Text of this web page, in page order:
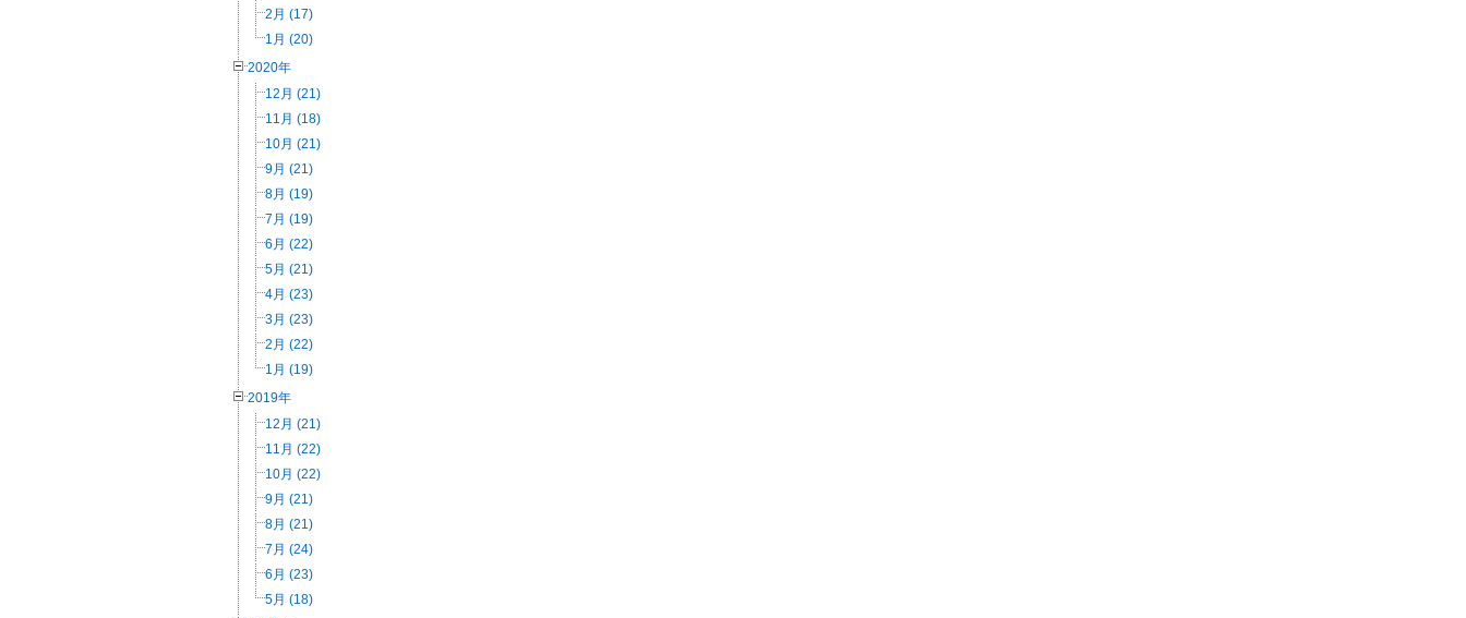
2月 (17)
1月 (20)
2020年
12月 (21)
11月 (18)
10月 (21)
9月 (21)
8月 (19)
7月 (19)
6月 (22)
5月 (21)
4月 (23)
3月 (23)
2月 (22)
1月 (19)
2019年
12月 (21)
11月 (22)
10月 (22)
9月 (21)
8月 (21)
7月 (24)
6月 (23)
5月 (18)